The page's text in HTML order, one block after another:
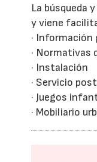
La búsqueda
y viene
· Información
· Normativas
· Instalación
· Servicio
· Juegos
· Mobiliario